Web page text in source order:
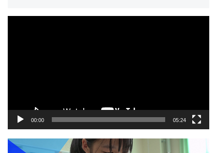
00:00 05:24